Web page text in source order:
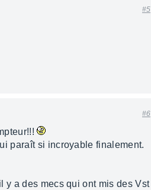
#5
#6
paraît si incroyable finalement.
y a des mecs qui ont mis des Vst